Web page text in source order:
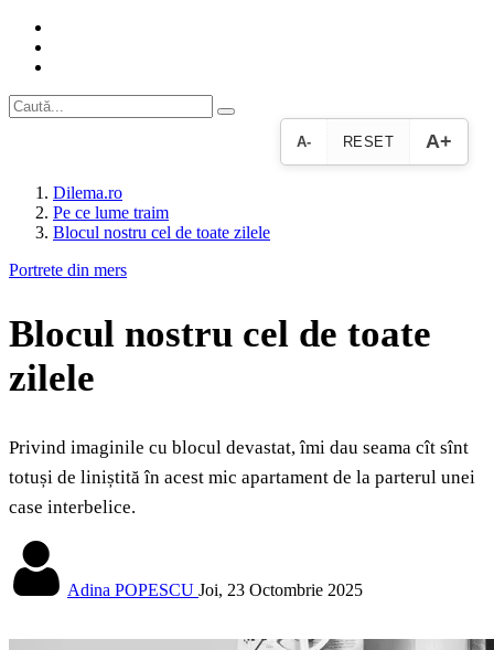
A- RESET A+
Dilema.ro
Pe ce lume traim
Blocul nostru cel de toate zilele
Portrete din mers
Blocul nostru cel de toate
zilele
Privind imaginile cu blocul devastat, îmi dau seama cît sînt
totuși de liniștită în acest mic apartament de la parterul unei
case interbelice.
Adina POPESCU Joi, 23 Octombrie 2025